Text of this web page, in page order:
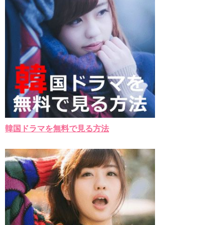
キム・テヒの弟イ・ワン♥イ・ボミ、今日（28日）結婚……
「ライフ・ オン・ マーズ」2019年11月2日TSUTAYAにて先行
レンタル開始！
(ENG SUB) Behind The Scene Hyun Bin 현빈❤️ 손예진 Son Ye
Jin-Crash Landing On You/ヒョンビン❤️ソンイェジン / エンジョイ❕
ユン・ギュンサン、番組にも登場した愛猫が急死…イ・ソンギ
ョンら同僚芸能人から慰めの言葉が続々 – Taka News
キム・レウォンの影絵遊び！？「黒騎士～永遠の約束～」メイ
キングを一部公開（DVD-SET2特典映像より）
「まず熱く掃除せよ」女優キム・ユジョン、「健康がとても回
復…痩せたのはソン・ジェリムのせい!? 」 (11/26)
【裏芸能】キムユジョンの熱愛彼氏はあの大物俳優
キム・ユジョン、美しいセルフショットで近況を伝える“会いた
いでしょ？” Big News TV
定…“台本を見た瞬間惹かれた” 20180123
幻の王女チャミョンゴ エンディング
YUCHUN ♥ LOVE 15 「成均館 5話」
[Fan MV]七日の王妃(7일의 왕비)OST – 정기고 (Junggigo) – 그
리고 그려도 (Miss You In My Heart)
俳優カン・ギヨン、突然の熱愛宣言…「キム秘書がなぜそう
か」出演で話題 Big News TV
韓国ドラマを無料で見る方法